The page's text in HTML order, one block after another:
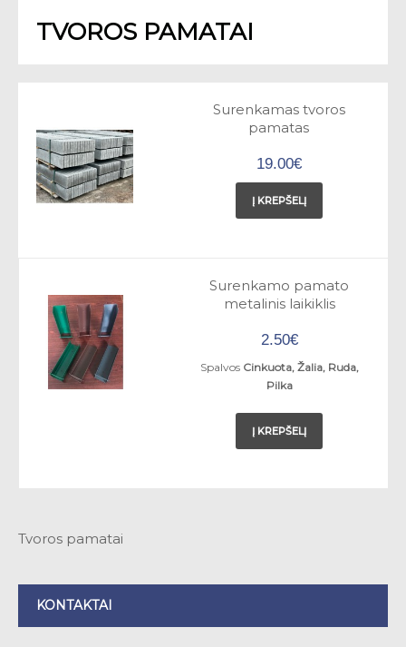
TVOROS PAMATAI
Surenkamas tvoros
pamatas
19.00€
Į KREPŠELĮ
Surenkamo pamato
metalinis laikiklis
2.50€
Spalvos Cinkuota, Žalia, Ruda,
Pilka
Į KREPŠELĮ
Tvoros pamatai
KONTAKTAI